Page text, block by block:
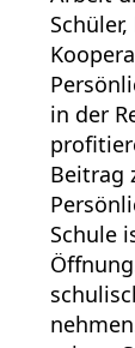
in der
Beitrag
Schule